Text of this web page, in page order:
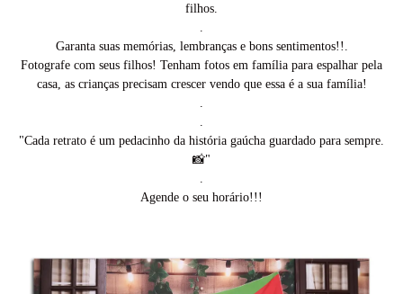
filhos.
.
Garanta suas memórias, lembranças e bons sentimentos!!.
Fotografe com seus filhos! Tenham fotos em família para espalhar pela
casa, as crianças precisam crescer vendo que essa é a sua família!
.
.
"Cada retrato é um pedacinho da história gaúcha guardado para sempre.
📸"
.
Agende o seu horário!!!